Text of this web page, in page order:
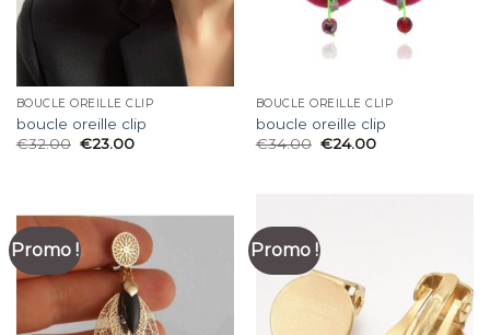
BOUCLE OREILLE CLIP
boucle oreille clip
€32.00 €23.00
BOUCLE OREILLE CLIP
boucle oreille clip
€34.00 €24.00
Promo ! Promo !